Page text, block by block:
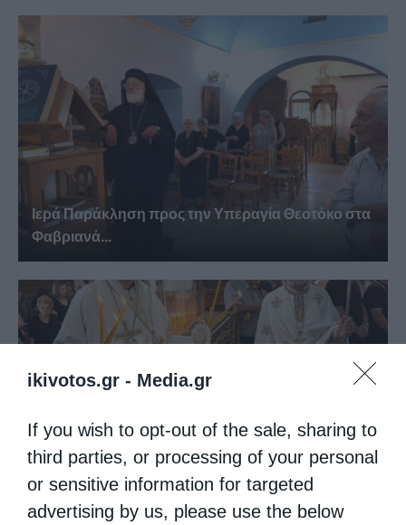
ikivotos.gr - Media.gr
If you wish to opt-out of the sale, sharing to
third parties, or processing of your personal
or sensitive information for targeted
advertising by us, please use the below
Ιερά Παράκληση προς την Υπεραγία Θεοτόκο στα
Φαβριανά...
Θεία Λειτουργία στην Παναγιά Πεδιάδος